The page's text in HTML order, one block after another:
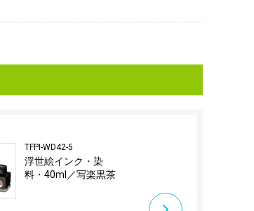
TFPI-WD42-5
浮世絵インク・染
料・40ml／写楽黒茶